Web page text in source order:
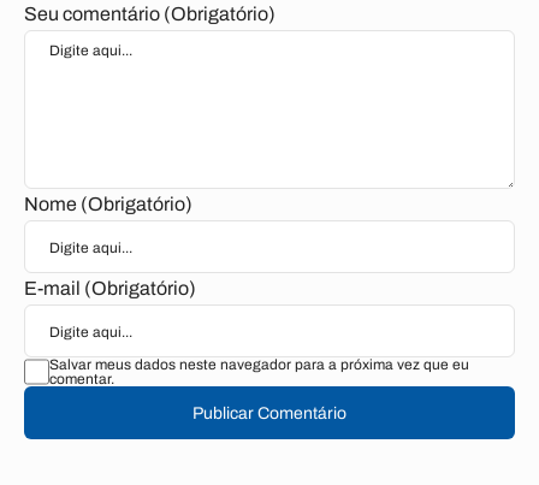
Seu comentário (Obrigatório)
Nome (Obrigatório)
E-mail (Obrigatório)
Salvar meus dados neste navegador para a próxima vez que eu
comentar.
Publicar Comentário